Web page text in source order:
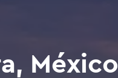
México